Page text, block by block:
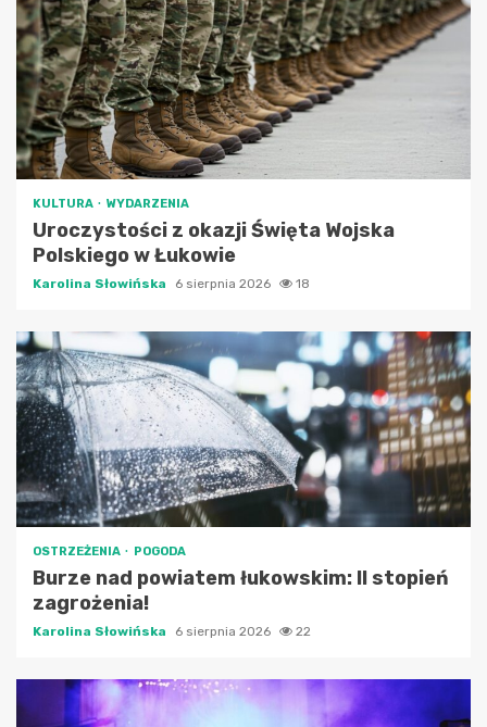
KULTURA WYDARZENIA
Uroczystości z okazji Święta Wojska
Polskiego w Łukowie
Karolina Słowińska 6 sierpnia 2026 18
OSTRZEŻENIA POGODA
Burze nad powiatem łukowskim: II stopień
zagrożenia!
Karolina Słowińska 6 sierpnia 2026 22